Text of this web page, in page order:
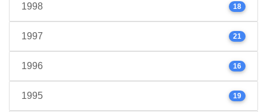
1998 18
1997 21
1996 16
1995 19